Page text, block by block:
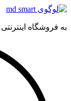
به فروشگاه